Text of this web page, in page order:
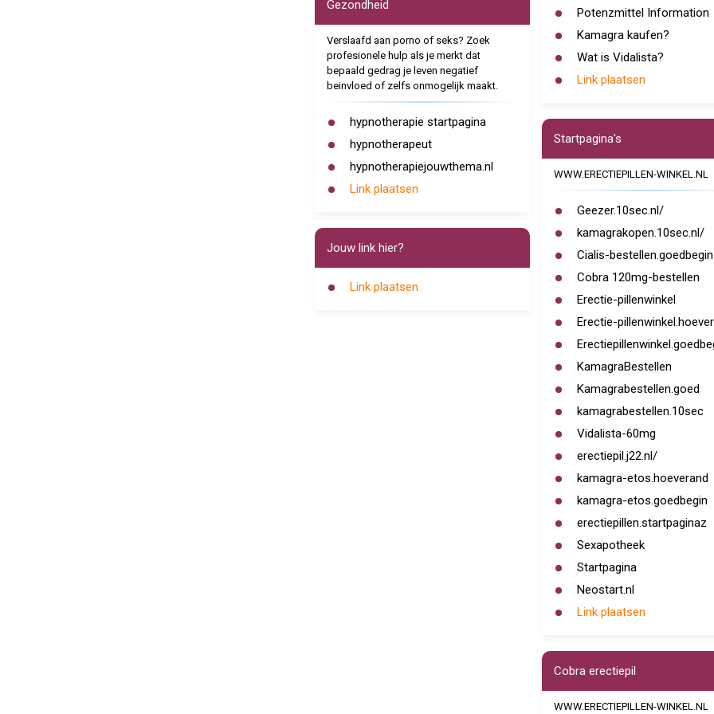
Gezondheid
Verslaafd aan porno of seks? Zoek
profesionele hulp als je merkt dat
bepaald gedrag je leven negatief
beinvloed of zelfs onmogelijk maakt.
hypnotherapie startpagina
hypnotherapeut
hypnotherapiejouwthema.nl
Link plaatsen
Jouw link hier?
Link plaatsen
Potenzmittel Information
Kamagra kaufen?
Wat is Vidalista?
Link plaatsen
Startpagina's
WWW.ERECTIEPILLEN-WINKEL.NL
Geezer.10sec.nl/
kamagrakopen.10sec.nl/
Cialis-bestellen.goedbegin
Cobra 120mg-bestellen
Erectie-pillenwinkel
Erectie-
KamagraBestellen
Kamagrabestellen.goed
kamagrabestellen.10sec
Vidalista-60mg
erectiepil.j22.nl/
kamagra-etos.hoeverand
kamagra-etos.goedbegin
erectiepillen.startpaginaz
Sexapotheek
Startpagina
Neostart.nl
Link plaatsen
Cobra erectiepil
WWW.ERECTIEPILLEN-WINKEL.NL